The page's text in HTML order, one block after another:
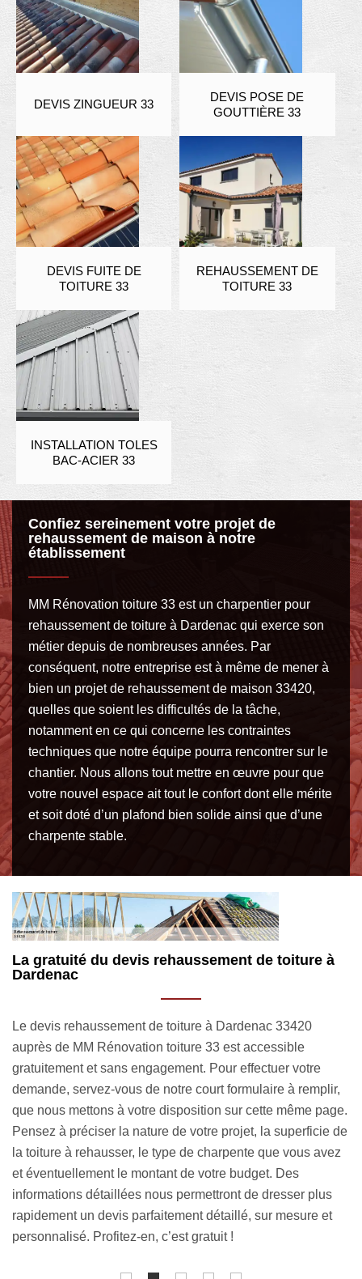
DEVIS ZINGUEUR 33
DEVIS POSE DE
GOUTTIÈRE 33
DEVIS FUITE DE
TOITURE 33
REHAUSSEMENT DE
TOITURE 33
INSTALLATION TOLES
BAC-ACIER 33
Confiez sereinement votre projet de
rehaussement de maison à notre
établissement
MM Rénovation toiture 33 est un charpentier pour
rehaussement de toiture à Dardenac qui exerce son
métier depuis de nombreuses années. Par
conséquent, notre entreprise est à même de mener à
bien un projet de rehaussement de maison 33420,
quelles que soient les difficultés de la tâche,
notamment en ce qui concerne les contraintes
techniques que notre équipe pourra rencontrer sur le
chantier. Nous allons tout mettre en œuvre pour que
votre nouvel espace ait tout le confort dont elle mérite
et soit doté d’un plafond bien solide ainsi que d’une
charpente stable.
Un rehaussement de maison à Dardenac selon
les règles de l’art
Faites appel à MM Rénovation toiture 33 si vous prévoyez
de faire des travaux de rehaussement de maison à
Dardenac 33420. Nous nous engageons à entreprendre
une intervention de qualité et sur mesure. Chaque étape
sera bien étudiée, de sorte que les techniques à adopter
pour concrétiser le projet répondent à la norme. Dans un
premier temps, notre équipe fera un état des lieux afin de
vous proposer la solution idéale pour rehausser votre
toiture. En principe, nous vous communiquerons la hauteur
des murs à rajouter et le type d’isolation idéal.